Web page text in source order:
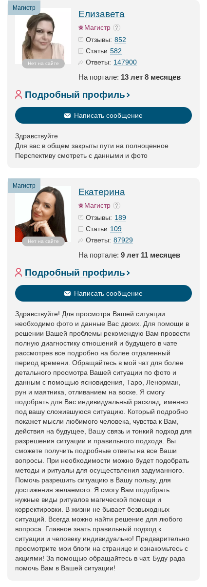
Магистр
Нет на сайте
Елизавета
Магистр
Отзывы: 852
Статьи 582
Ответы: 147900
На портале: 13 лет 8 месяцев
Подробный профиль
Написать сообщение
Здравствуйте
Для вас в общем закрыты пути на полноценное
Перспективу смотреть с данными и фото
Магистр
Нет на сайте
Екатерина
Магистр
Отзывы: 189
Статьи 109
Ответы: 87929
На портале: 9 лет 11 месяцев
Подробный профиль
Написать сообщение
Здравствуйте! Для просмотра Вашей ситуации
необходимо фото и данные Вас двоих. Для помощи в
решении Вашей проблемы рекомендую Вам провести
полную диагностику отношений и будущего в чате
рассмотрев все подробно на более отдаленный
период времени. Обращайтесь в мой чат для более
детального просмотра Вашей ситуации по фото и
данным с помощью ясновидения, Таро, Ленорман,
рун и маятника, отливанием на воске. Я смогу
подобрать для Вас индивидуальный расклад, именно
под вашу сложившуюся ситуацию. Который подробно
покажет мысли любимого человека, чувства к Вам,
действия на будущее, Вашу связь и тонкий подход для
разрешения ситуации и правильного подхода. Вы
сможете получить подробные ответы на все Ваши
вопросы. При необходимости можно будет подобрать
методы и ритуалы для осуществления задуманного.
Помочь разрешить ситуацию в Вашу пользу, для
достижения желаемого. Я смогу Вам подобрать
нужные виды ритуалов магической помощи и
корректировки. В жизни не бывает безвыходных
ситуаций. Всегда можно найти решение для любого
вопроса. Главное знать правильный подход к
ситуации и человеку индивидуально! Предварительно
просмотрите мои блоги на странице и ознакомьтесь с
акциями! За помощью обращайтесь в чат. Буду рада
помочь Вам в Вашей ситуации!